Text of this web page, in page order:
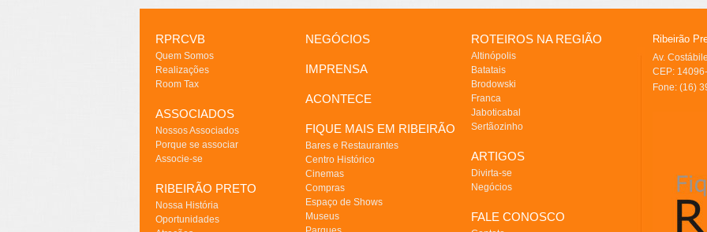
RPRCVB
Quem Somos
Realizações
Room Tax
ASSOCIADOS
Nossos Associados
Porque se associar
Associe-se
RIBEIRÃO PRETO
Nossa História
Oportunidades
NEGÓCIOS
IMPRENSA
ACONTECE
FIQUE MAIS EM RIBEIRÃO
Bares e Restaurantes
Centro Histórico
Cinemas
Compras
Espaço de Shows
Museus
ROTEIROS NA REGIÃO
Altinópolis
Batatais
Brodowski
Franca
Jaboticabal
Sertãozinho
ARTIGOS
Divirta-se
Negócios
FALE CONOSCO
Ribeirão
Av.
CEP:
Fone: (16)